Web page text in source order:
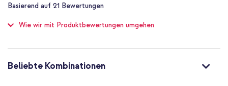
of
Basierend auf 21 Bewertungen
Wie wir mit Produktbewertungen umgehen
Beliebte Kombinationen